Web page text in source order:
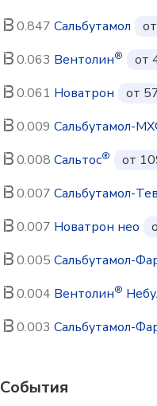
0.847 Сальбутамол
0.063 Вентолин®
от
0.061 Новатрон
от
0.009 Сальбутамол-
0.008 Сальтос®
от
0.007 Сальбутамол-
0.007 Новатрон нео
0.005 Сальбутамол-
0.004 Вентолин®
0.003 Сальбутамол-
События